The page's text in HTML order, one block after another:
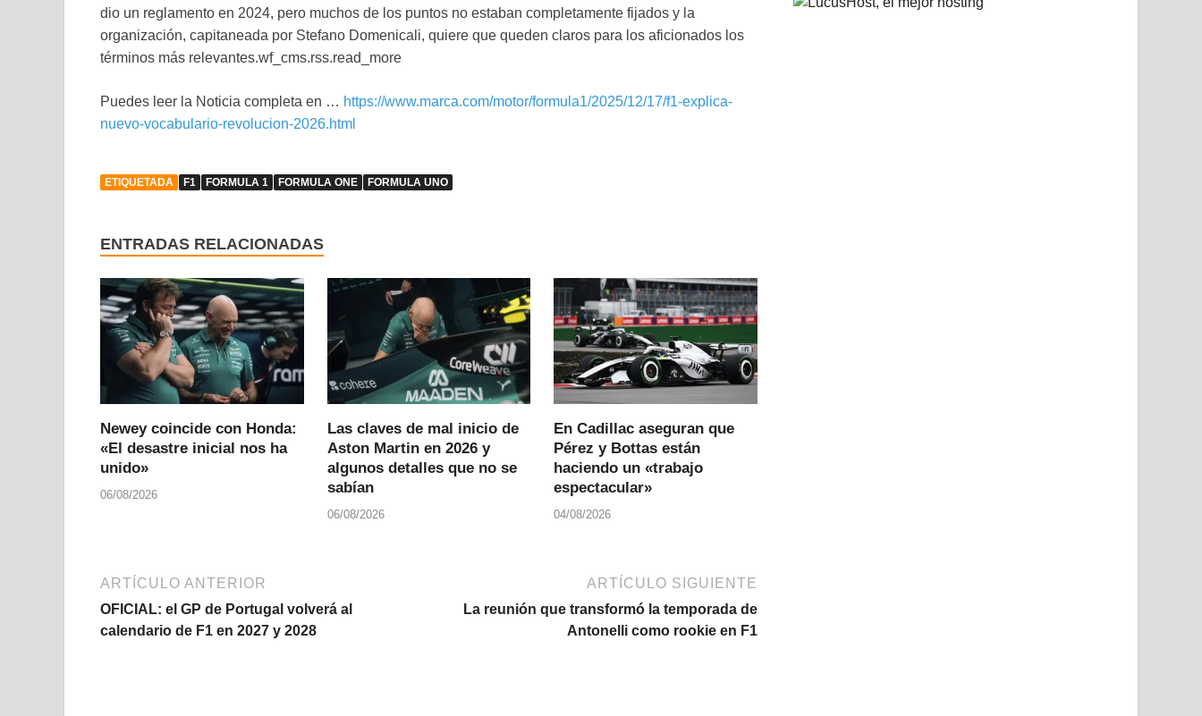
dio un reglamento en 2024, pero muchos de los puntos no estaban completamente fijados y la
organización, capitaneada por Stefano Domenicali, quiere que queden claros para los aficionados los
términos más relevantes.wf_cms.rss.read_more
Puedes leer la Noticia completa en … https://www.marca.com/motor/formula1/2025/12/17/f1-explica-
nuevo-vocabulario-revolucion-2026.html
ETIQUETADA F1 FORMULA 1 FORMULA ONE FORMULA UNO
ENTRADAS RELACIONADAS
Newey coincide con Honda:
«El desastre inicial nos ha
unido»
06/08/2026
Las claves de mal inicio de
Aston Martin en 2026 y
algunos detalles que no se
sabían
06/08/2026
En Cadillac aseguran que
Pérez y Bottas están
haciendo un «trabajo
espectacular»
04/08/2026
ARTÍCULO ANTERIOR
OFICIAL: el GP de Portugal volverá al
calendario de F1 en 2027 y 2028
ARTÍCULO SIGUIENTE
La reunión que transformó la temporada de
Antonelli como rookie en F1